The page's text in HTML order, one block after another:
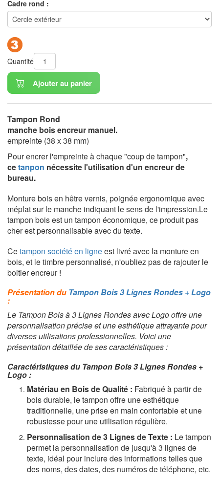
Cadre rond :
Quantité
Ajouter au panier
Tampon Rond
manche bois encreur manuel.
empreinte (38 x 38 mm)
Pour encrer l'empreinte à chaque "coup de tampon",
cetanpon nécessite l'utilisation d'un encreur de
bureau.
Monture bois en hêtre vernis, poignée ergonomique avec
méplat sur le manche indiquant le sens de l'impression.Le
tampon bois est un tampon économique, ce produit pas
cher est personnalisable avec du texte.
Cetampon société en ligneest livré avec la monture en
bois, et le timbre personnalisé, n'oubliez pas de rajouter le
boitier encreur !
Présentation du Tampon Bois 3 Lignes Rondes + Logo
:
Le Tampon Bois à 3 Lignes Rondes avec Logo offre une
personnalisation précise et une esthétique attrayante pour
diverses utilisations professionnelles. Voici une
présentation détaillée de ses caractéristiques :
Caractéristiques du Tampon Bois 3 Lignes Rondes +
Logo :
Matériau en Bois de Qualité : Fabriqué à partir de
bois durable, le tampon offre une esthétique
traditionnelle, une prise en main confortable et une
robustesse pour une utilisation régulière.
Personnalisation de 3 Lignes de Texte : Le tampon
permet la personnalisation de jusqu'à 3 lignes de
texte, idéal pour inclure des informations telles que
des noms, des dates, des numéros de téléphone, etc.